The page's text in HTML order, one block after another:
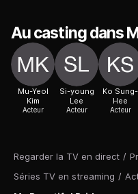
Regarder la TV en direct /
Séries TV en streaming /
Au casting dans
Mu-Yeol
Kim
Acteur
Si-young
Lee
Acteur
Ko Sung-
Hee
Acteur